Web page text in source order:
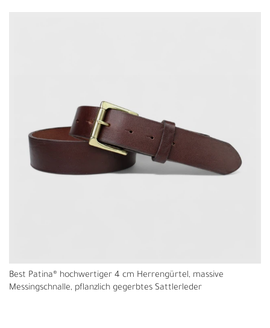
Best Patina® hochwertiger 4 cm Herrengürtel, massive
Messingschnalle, pflanzlich gegerbtes Sattlerleder